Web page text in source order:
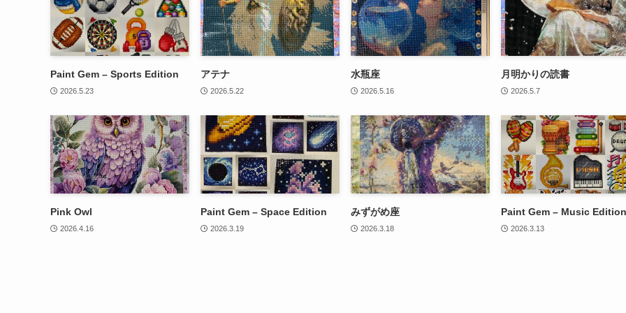
Paint Gem – Sports Edition
2026.5.23
アテナ
2026.5.22
水瓶座
2026.5.16
月明かりの読書
2026.5.7
Pink Owl
2026.4.16
Paint Gem – Space Edition
2026.3.19
みずがめ座
2026.3.18
Paint Gem – Music Edition
2026.3.13